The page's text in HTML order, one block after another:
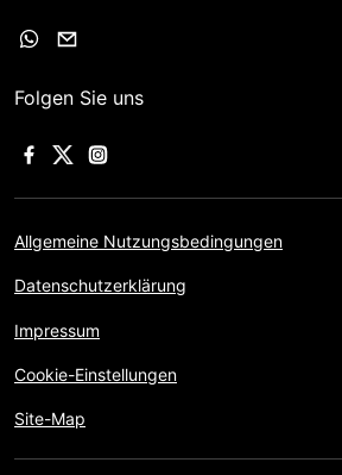
Folgen Sie uns
Allgemeine Nutzungsbedingungen
Datenschutzerklärung
Impressum
Cookie-Einstellungen
Site-Map